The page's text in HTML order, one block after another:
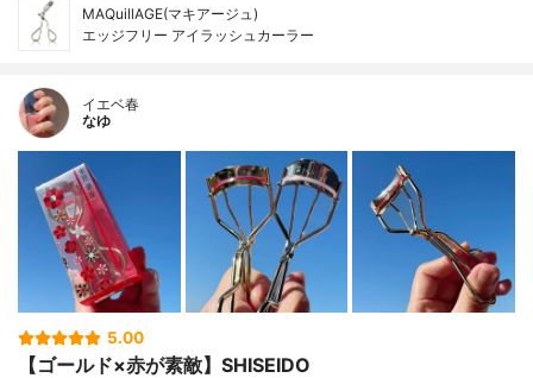
MAQuillAGE(マキアージュ)
エッジフリー アイラッシュカーラー
イエベ春
なゆ
5.00
【ゴールド×赤が素敵】SHISEIDO